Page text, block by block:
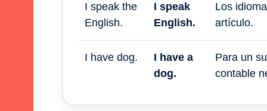
I speak the
English.
I speak
English.
Los
artículo.
I have dog.
I have a
dog.
Para un
contable